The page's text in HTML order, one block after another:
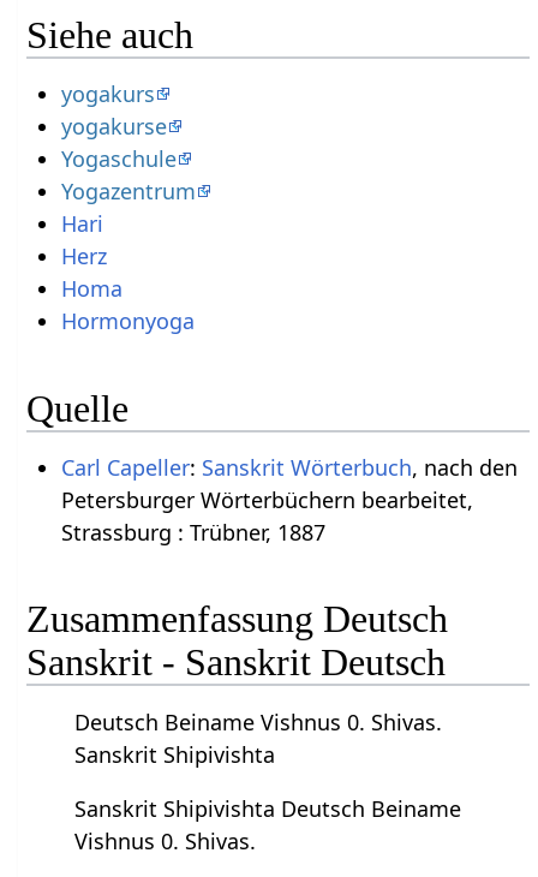
Siehe auch
yogakurs
yogakurse
Yogaschule
Yogazentrum
Hari
Herz
Homa
Hormonyoga
Quelle
Carl Capeller: Sanskrit Wörterbuch, nach den
Petersburger Wörterbüchern bearbeitet,
Strassburg : Trübner, 1887
Zusammenfassung Deutsch
Sanskrit - Sanskrit Deutsch
Deutsch Beiname Vishnus 0. Shivas.
Sanskrit Shipivishta
Sanskrit Shipivishta Deutsch Beiname
Vishnus 0. Shivas.